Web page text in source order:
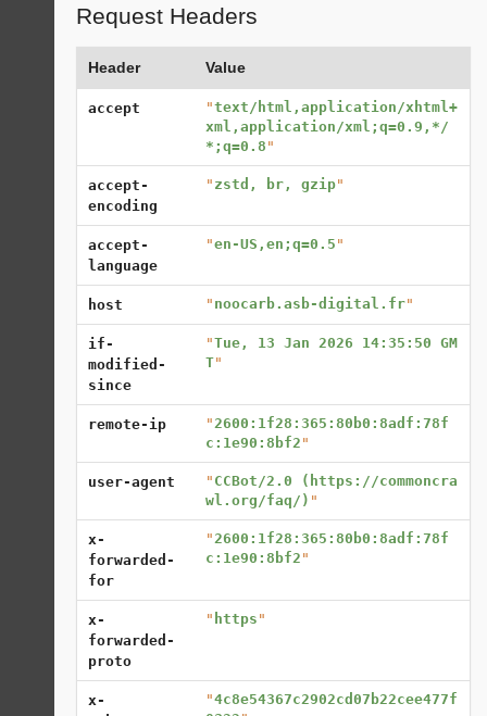
Request Headers
Header Value
accept "text/html,application/xhtml+
xml,application/xml;q=0.9,*/
*;q=0.8 "
accept-
encoding
" zstd, br, gzip"
accept-
language
"en-US,en;q=0.5 "
host " noocarb.asb-digital.fr"
if-
modified-
since
"Tue, 13 Jan 2026 14:35:50 GM
T"
remote-ip "2600:1f28:365:80b0:8adf:78f
c:1e90:8bf2 "
user-agent " CCBot/2.0 (https://commoncra
wl.org/faq/) "
x-
forwarded-
for
"2600:1f28:365:80b0:8adf:78f
c:1e90:8bf2 "
x-
forwarded-
proto
" https "
x-
"4c8e54367c2902cd07b22cee477f